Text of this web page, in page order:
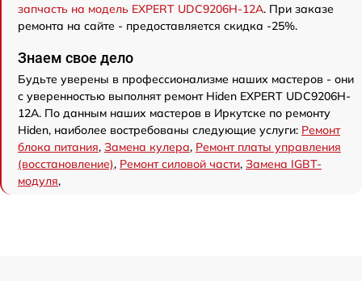
запчасть на модель EXPERT UDC9206H-12A. При заказе
ремонта на сайте - предоставляется скидка -25%.
Знаем свое дело
Будьте уверены в профессионализме наших мастеров - они
с уверенностью выполнят ремонт Hiden EXPERT UDC9206H-
12A. По данным наших мастеров в Иркутске по ремонту
Hiden, наиболее востребованы следующие услуги: Ремонт
блока питания, Замена кулера, Ремонт платы управления
(восстановление), Ремонт силовой части, Замена IGBT-
модуля,